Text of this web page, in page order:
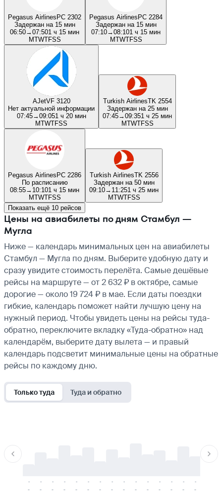
Pegasus AirlinesPC 2302
Задержан на 15 мин
06:50→07:501 ч 15 мин
MTWTFSS
Pegasus AirlinesPC 2284
Задержан на 15 мин
07:10→08:101 ч 15 мин
MTWTFSS
AJetVF 3120
Нет актуальной информации
07:45→09:051 ч 20 мин
MTWTFSS
Turkish AirlinesTK 2554
Задержан на 25 мин
07:45→09:351 ч 25 мин
MTWTFSS
Pegasus AirlinesPC 2286
По расписанию
08:55→ 10:101 ч 15 мин
MTWTFSS
Turkish AirlinesTK 2556
Задержан на 50 мин
09:10→ 11:251 ч 25 мин
MTWTFSS
Показать ещё 10 рейсов
Цены на авиабилеты по дням Стамбул —
Мугла
Ниже — календарь минимальных цен на авиабилеты
Стамбул — Мугла по дням. Выберите удобную дату и
сразу увидите стоимость перелёта. Самые дешёвые
рейсы на маршруте — от 2 632 ₽ в октябре, самые
дорогие — около 19 724 ₽ в мае. Если даты поездки
гибкие, календарь поможет найти лучшую цену на
нужный период. Чтобы увидеть цены на рейсы туда-
обратно, переключите вкладку «Туда-обратно» над
календарём, выберите дату вылета — и правый
календарь подсветит минимальные цены на обратные
рейсы по каждому дню.
Только туда Туда и обратно
-
-
-
-
-
-
-
-
-
-
-
-
-
-
-
-
-
-
-
-
-
-
-
-
-
-
-
-
-
-